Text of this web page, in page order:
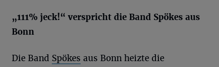
„111% jeck!“ verspricht die Band Spökes aus
Bonn
Die Band Spökes aus Bonn heizte die